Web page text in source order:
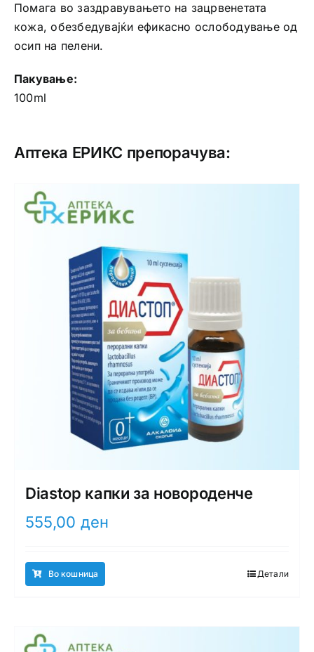
Помага во заздравувањето на зацрвенетата
кожа, обезбедувајќи ефикасно ослободување од
осип на пелени.
Пакување:
100ml
Аптека ЕРИКС препорачува:
Diastop капки за новороденче
555,00 ден
Во кошница Детали